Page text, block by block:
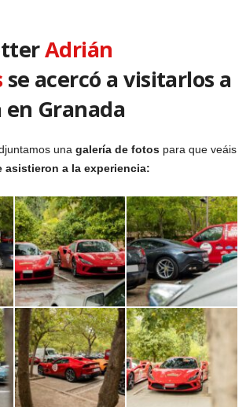
Adrián
se acercó a visitarlos a
Granada
una galería de fotos para que veáis
asistieron a la experiencia: